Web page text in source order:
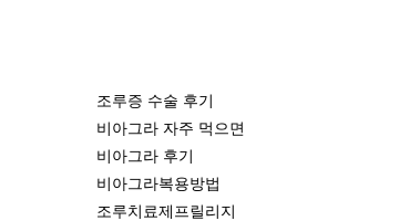
조루증 수술 후기
비아그라 자주 먹으면
비아그라 후기
비아그라복용방법
조루치료제프릴리지